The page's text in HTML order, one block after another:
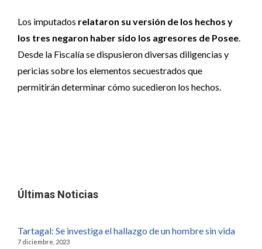
Los imputados relataron su versión de los hechos y
los tres negaron haber sido los agresores de Posee.
Desde la Fiscalía se dispusieron diversas diligencias y
pericias sobre los elementos secuestrados que
permitirán determinar cómo sucedieron los hechos.
Últimas Noticias
Tartagal: Se investiga el hallazgo de un hombre sin vida
7 diciembre, 2023